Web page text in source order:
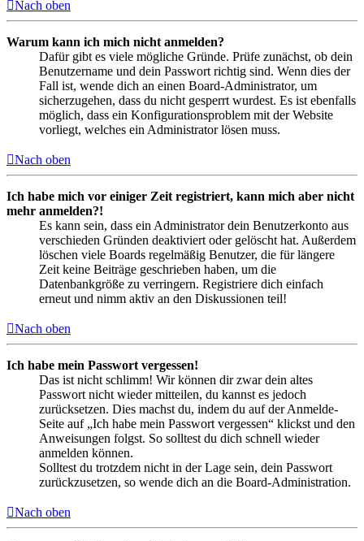
Nach oben
Warum kann ich mich nicht anmelden?
Dafür gibt es viele mögliche Gründe. Prüfe zunächst, ob dein
Benutzername und dein Passwort richtig sind. Wenn dies der
Fall ist, wende dich an einen Board-Administrator, um
sicherzugehen, dass du nicht gesperrt wurdest. Es ist ebenfalls
möglich, dass ein Konfigurationsproblem mit der Website
vorliegt, welches ein Administrator lösen muss.
Nach oben
Ich habe mich vor einiger Zeit registriert, kann mich aber nicht
mehr anmelden?!
Es kann sein, dass ein Administrator dein Benutzerkonto aus
verschieden Gründen deaktiviert oder gelöscht hat. Außerdem
löschen viele Boards regelmäßig Benutzer, die für längere
Zeit keine Beiträge geschrieben haben, um die
Datenbankgröße zu verringern. Registriere dich einfach
erneut und nimm aktiv an den Diskussionen teil!
Nach oben
Ich habe mein Passwort vergessen!
Das ist nicht schlimm! Wir können dir zwar dein altes
Passwort nicht wieder mitteilen, du kannst es jedoch
zurücksetzen. Dies machst du, indem du auf der Anmelde-
Seite auf „Ich habe mein Passwort vergessen“ klickst und den
Anweisungen folgst. So solltest du dich schnell wieder
anmelden können.
Solltest du trotzdem nicht in der Lage sein, dein Passwort
zurückzusetzen, so wende dich an die Board-Administration.
Nach oben